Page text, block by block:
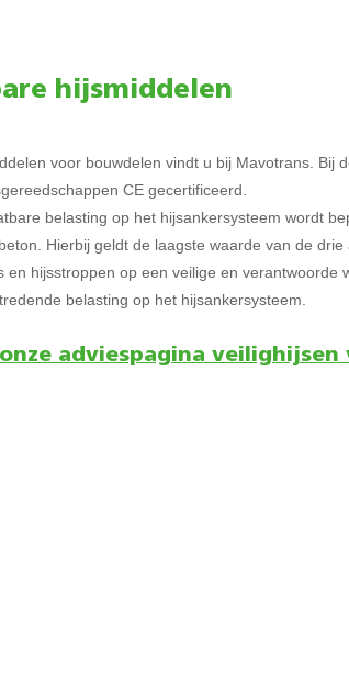
hijsmiddelen
voor bouwdelen vindt u bij Mavotrans.
CE gecertificeerd.
belasting op het hijsankersysteem wordt
Hierbij geldt de laagste waarde van de drie
en hijsstroppen op een veilige en
belasting op het hijsankersysteem.
adviespagina